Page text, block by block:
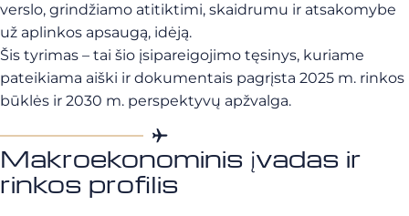
verslo, grindžiamo atitiktimi, skaidrumu ir atsakomybe
už aplinkos apsaugą, idėją.
Šis tyrimas – tai šio įsipareigojimo tęsinys, kuriame
pateikiama aiški ir dokumentais pagrįsta 2025 m. rinkos
būklės ir 2030 m. perspektyvų apžvalga.
Makroekonominis įvadas ir
rinkos profilis